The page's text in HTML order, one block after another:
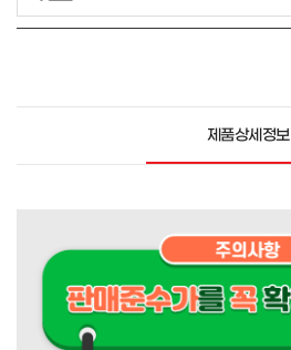
제품상세정보